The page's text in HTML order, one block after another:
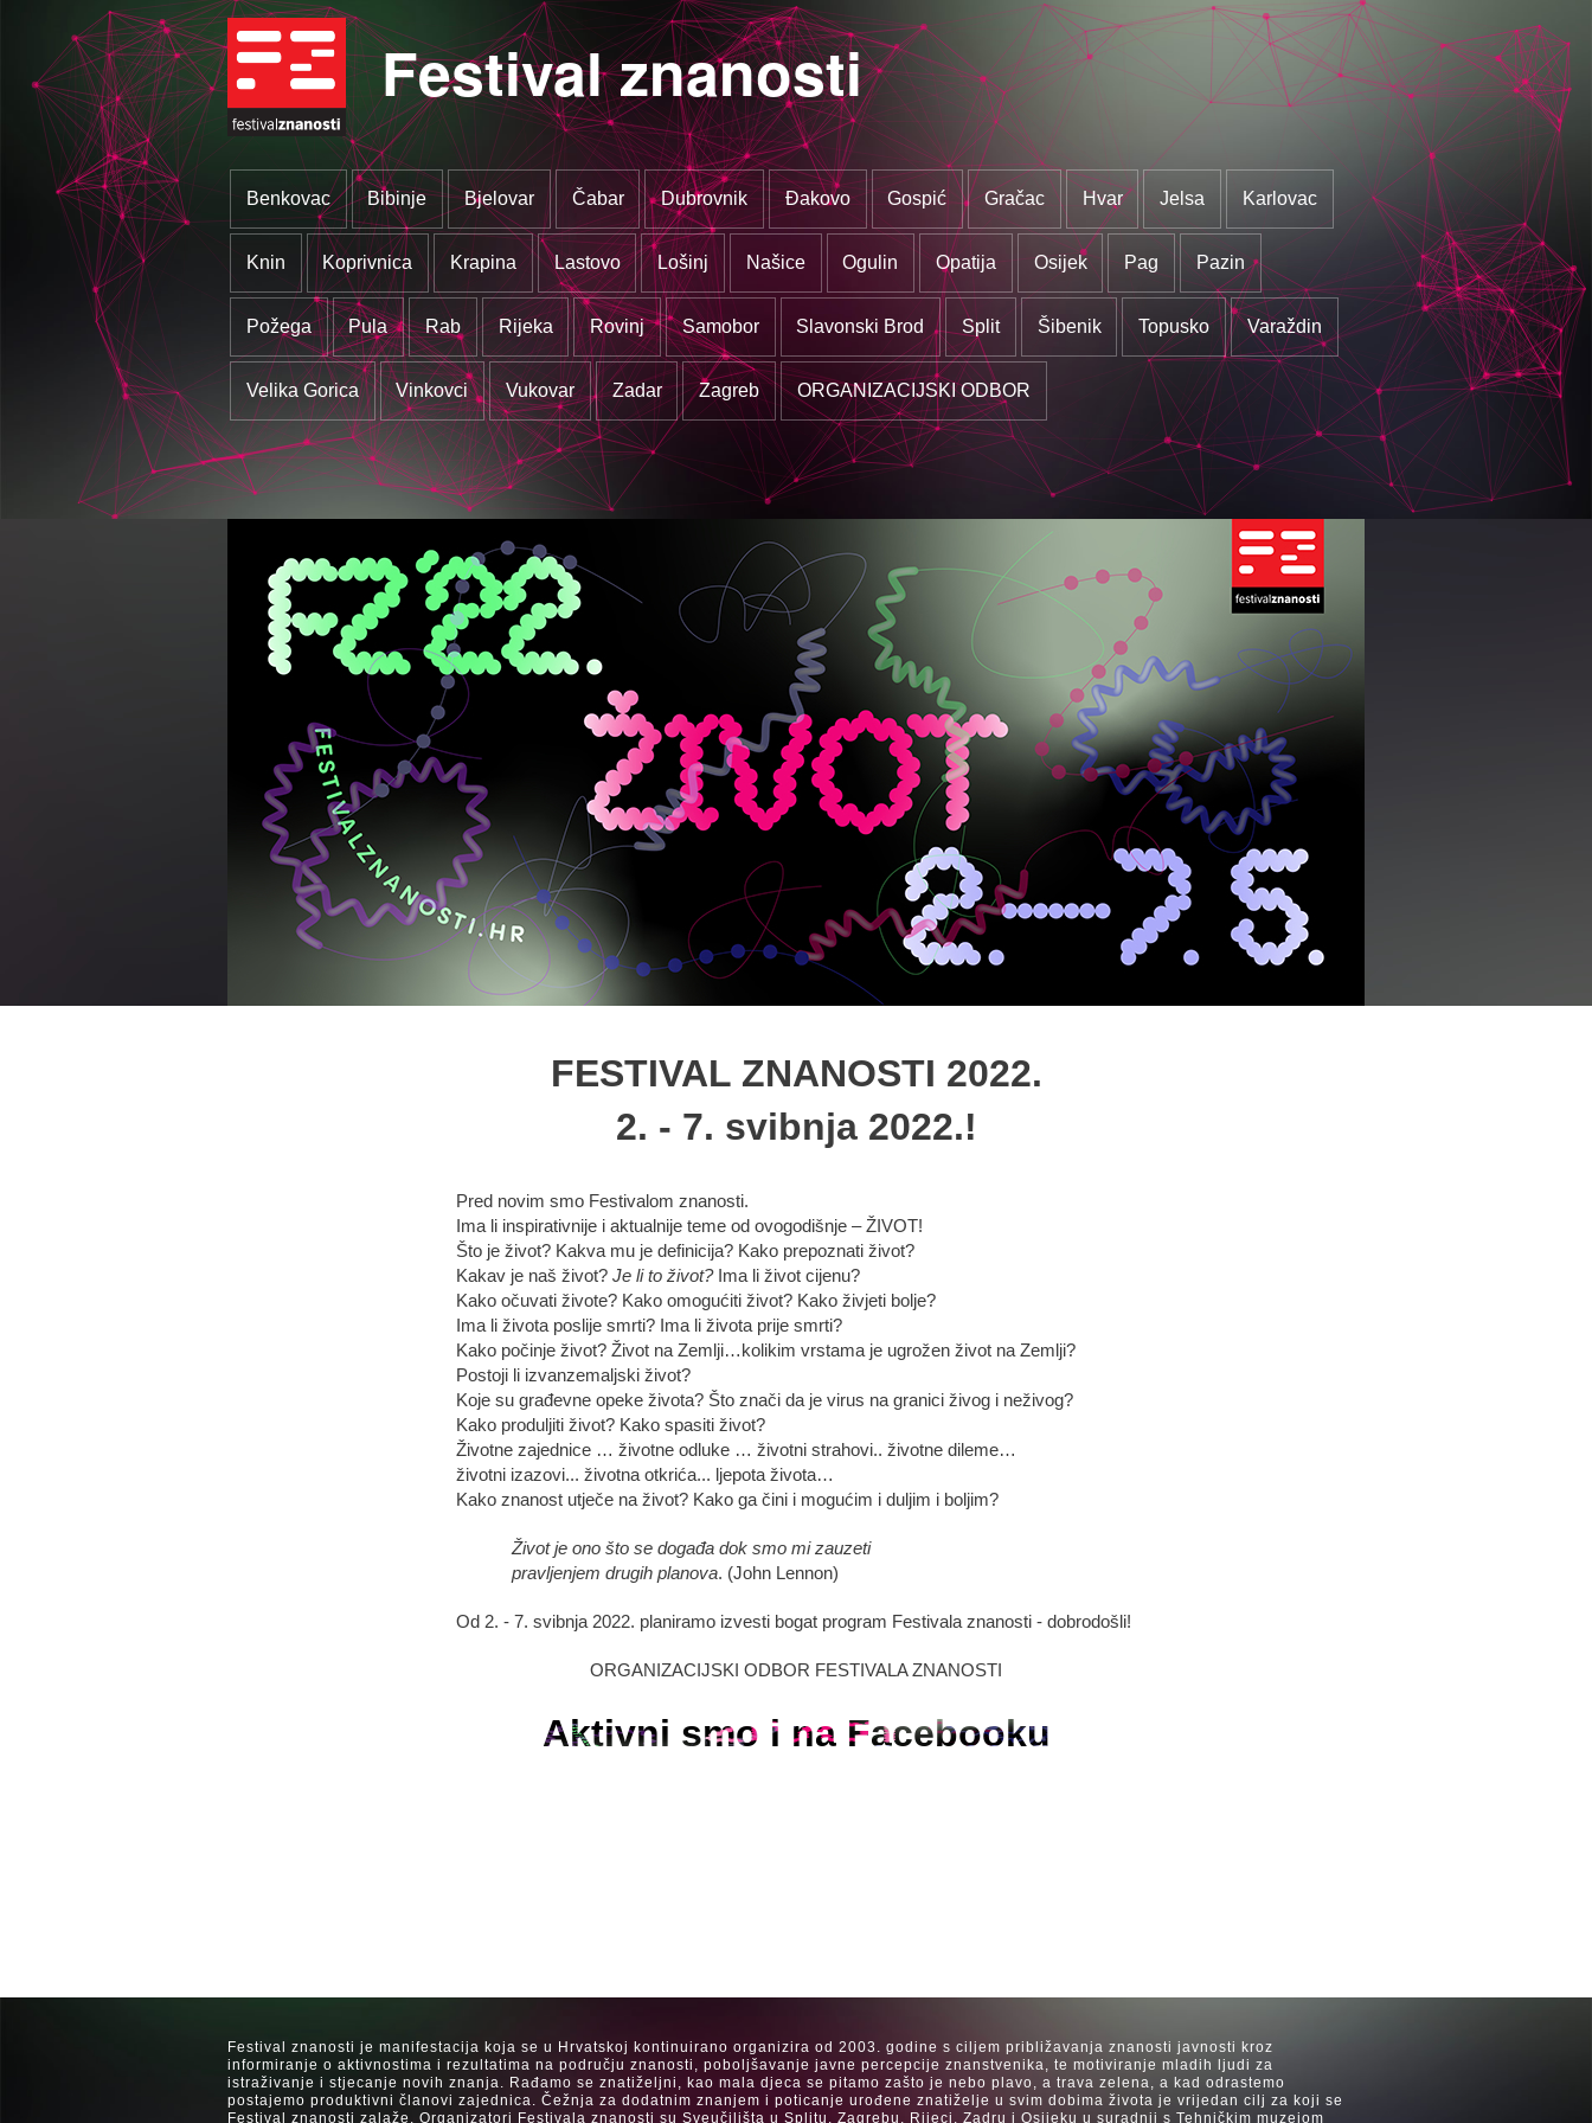
Festival znanosti
Benkovac Bibinje Bjelovar Čabar Dubrovnik Đakovo Gospić Gračac Hvar Jelsa Karlovac
Knin Koprivnica Krapina Lastovo Lošinj Našice Ogulin Opatija Osijek Pag Pazin
Požega Pula Rab Rijeka Rovinj Samobor Slavonski Brod Split Šibenik Topusko Varaždin
Velika Gorica Vinkovci Vukovar Zadar Zagreb ORGANIZACIJSKI ODBOR
FESTIVAL ZNANOSTI 2022.
2. - 7. svibnja 2022.!
Pred novim smo Festivalom znanosti.
Ima li inspirativnije i aktualnije teme od ovogodišnje – ŽIVOT!
Što je život? Kakva mu je definicija? Kako prepoznati život?
Kakav je naš život? Je li to život?Ima li život cijenu?
Kako očuvati živote? Kako omogućiti život? Kako živjeti bolje?
Ima li života poslije smrti? Ima li života prije smrti?
Kako počinje život? Život na Zemlji…kolikim vrstama je ugrožen život na Zemlji?
Postoji li izvanzemaljski život?
Koje su građevne opeke života? Što znači da je virus na granici živog i neživog?
Kako produljiti život? Kako spasiti život?
Životne zajednice … životne odluke … životni strahovi.. životne dileme…
životni izazovi... životna otkrića... ljepota života…
Kako znanost utječe na život? Kako ga čini i mogućim i duljim i boljim?
Život je ono što se događa dok smo mi zauzeti
pravljenjem drugih planova. (John Lennon)
Od 2. - 7. svibnja 2022. planiramo izvesti bogat program Festivala znanosti - dobrodošli!
ORGANIZACIJSKI ODBOR FESTIVALA ZNANOSTI
Aktivni smo i na Facebooku
Festival znanosti je manifestacija koja se u Hrvatskoj kontinuirano organizira od 2003. godine s ciljem približavanja znanosti javnosti kroz
informiranje o aktivnostima i rezultatima na području znanosti, poboljšavanje javne percepcije znanstvenika, te motiviranje mladih ljudi za
istraživanje i stjecanje novih znanja. Rađamo se znatiželjni, kao mala djeca se pitamo zašto je nebo plavo, a trava zelena, a kad odrastemo
postajemo produktivni članovi zajednica. Čežnja za dodatnim znanjem i poticanje urođene znatiželje u svim dobima života je vrijedan cilj za koji se
Festival znanosti zalaže. Organizatori Festivala znanosti su Sveučilišta u Splitu, Zagrebu, Rijeci, Zadru i Osijeku u suradnji s Tehničkim muzejom